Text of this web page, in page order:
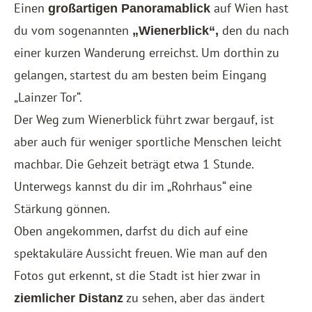
Einen großartigen Panoramablick auf Wien hast
du vom sogenannten „Wienerblick“, den du nach
einer kurzen Wanderung erreichst. Um dorthin zu
gelangen, startest du am besten beim Eingang
„Lainzer Tor“.
Der Weg zum Wienerblick führt zwar bergauf, ist
aber auch für weniger sportliche Menschen leicht
machbar. Die Gehzeit beträgt etwa 1 Stunde.
Unterwegs kannst du dir im „Rohrhaus“ eine
Stärkung gönnen.
Oben angekommen, darfst du dich auf eine
spektakuläre Aussicht freuen. Wie man auf den
Fotos gut erkennt, st die Stadt ist hier zwar in
ziemlicher Distanz zu sehen, aber das ändert